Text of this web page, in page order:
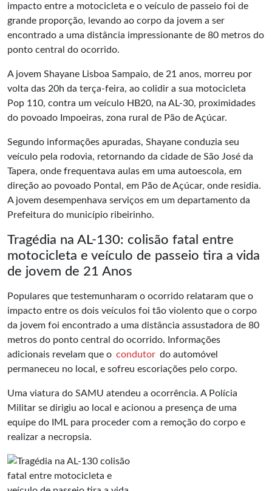
impacto entre a motocicleta e o veículo de passeio foi de
grande proporção, levando ao corpo da jovem a ser
encontrado a uma distância impressionante de 80 metros do
ponto central do ocorrido.
A jovem Shayane Lisboa Sampaio, de 21 anos, morreu por
volta das 20h da terça-feira, ao colidir a sua motocicleta
Pop 110, contra um veículo HB20, na AL-30, proximidades
do povoado Impoeiras, zona rural de Pão de Açúcar.
Segundo informações apuradas, Shayane conduzia seu
veículo pela rodovia, retornando da cidade de São José da
Tapera, onde frequentava aulas em uma autoescola, em
direção ao povoado Pontal, em Pão de Açúcar, onde residia.
A jovem desempenhava serviços em um departamento da
Prefeitura do município ribeirinho.
Tragédia na AL-130: colisão fatal entre
motocicleta e veículo de passeio tira a vida
de jovem de 21 Anos
Populares que testemunharam o ocorrido relataram que o
impacto entre os dois veículos foi tão violento que o corpo
da jovem foi encontrado a uma distância assustadora de 80
metros do ponto central do ocorrido. Informações
adicionais revelam que o condutor do automóvel
permaneceu no local, e sofreu escoriações pelo corpo.
Uma viatura do SAMU atendeu a ocorrência. A Polícia
Militar se dirigiu ao local e acionou a presença de uma
equipe do IML para proceder com a remoção do corpo e
realizar a necropsia.